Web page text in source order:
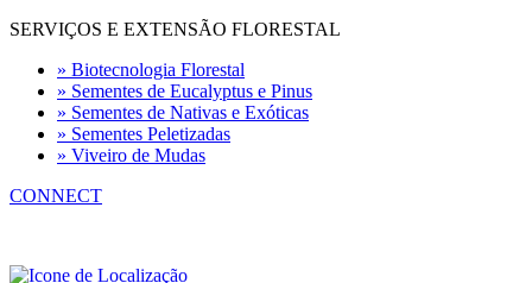
SERVIÇOS E EXTENSÃO FLORESTAL
» Biotecnologia Florestal
» Sementes de Eucalyptus e Pinus
» Sementes de Nativas e Exóticas
» Sementes Peletizadas
» Viveiro de Mudas
CONNECT